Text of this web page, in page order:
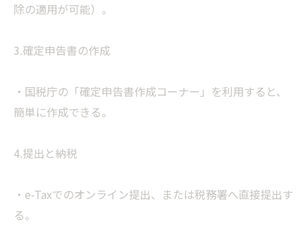
除の適用が可能）。
3.確定申告書の作成
・国税庁の「確定申告書作成コーナー」を利用すると、
簡単に作成できる。
4.提出と納税
・e-Taxでのオンライン提出、または税務署へ直接提出す
る。